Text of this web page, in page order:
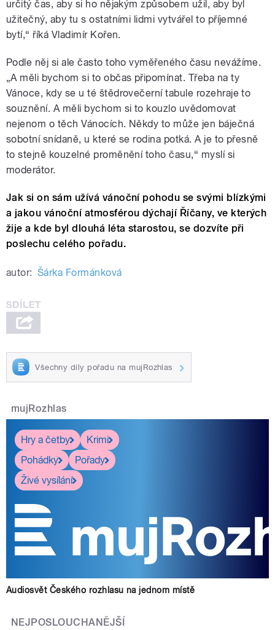
určitý čas, aby si ho nějakým způsobem užil, aby byl
užitečný, aby tu s ostatními lidmi vytvářel to příjemné
bytí,“ říká Vladimír Kořen.
Podle něj si ale často toho vyměřeného času nevážíme.
„A měli bychom si to občas připomínat. Třeba na ty
Vánoce, kdy se u té štědrovečerní tabule rozehraje to
souznění. A měli bychom si to kouzlo uvědomovat
nejenom o těch Vánocích. Někdy to může jen báječná
sobotní snídaně, u které se rodina potká. A je to přesně
to stejně kouzelné proměnění toho času,“ myslí si
moderátor.
Jak si on sám užívá vánoční pohodu se svými blízkými
a jakou vánoční atmosférou dýchají Říčany, ve kterých
žije a kde byl dlouhá léta starostou, se dozvíte při
poslechu celého pořadu.
autor: Šárka Formánková
Všechny díly pořadu na mujRozhlas
mujRozhlas
Hry a četby
Krimi
Pohádky
Pořady
Živé vysílání
Audiosvět Českého rozhlasu na jednom místě
NEJPOSLOUCHANĚJŠÍ